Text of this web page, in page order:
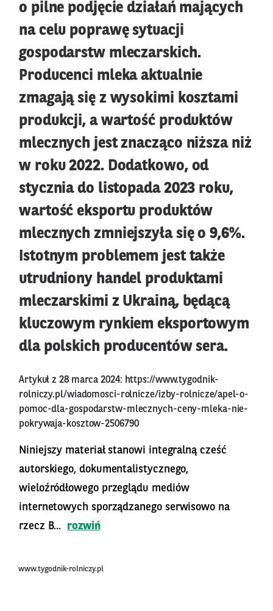
o pilne podjęcie działań mających
na celu poprawę sytuacji
gospodarstw mleczarskich.
Producenci mleka aktualnie
zmagają się z wysokimi kosztami
produkcji, a wartość produktów
mlecznych jest znacząco niższa niż
w roku 2022. Dodatkowo, od
stycznia do listopada 2023 roku,
wartość eksportu produktów
mlecznych zmniejszyła się o 9,6%.
Istotnym problemem jest także
utrudniony handel produktami
mleczarskimi z Ukrainą, będącą
kluczowym rynkiem eksportowym
dla polskich producentów sera.
Artykuł z 28 marca 2024: https://www.tygodnik-
rolniczy.pl/wiadomosci-rolnicze/izby-rolnicze/apel-o-
pomoc-dla-gospodarstw-mlecznych-ceny-mleka-nie-
pokrywaja-kosztow-2506790
Niniejszy materiał stanowi integralną cześć
autorskiego, dokumentalistycznego,
wieloźródłowego przeglądu mediów
internetowych sporządzanego serwisowo na
rzecz B...
rozwiń
www.tygodnik-rolniczy.pl